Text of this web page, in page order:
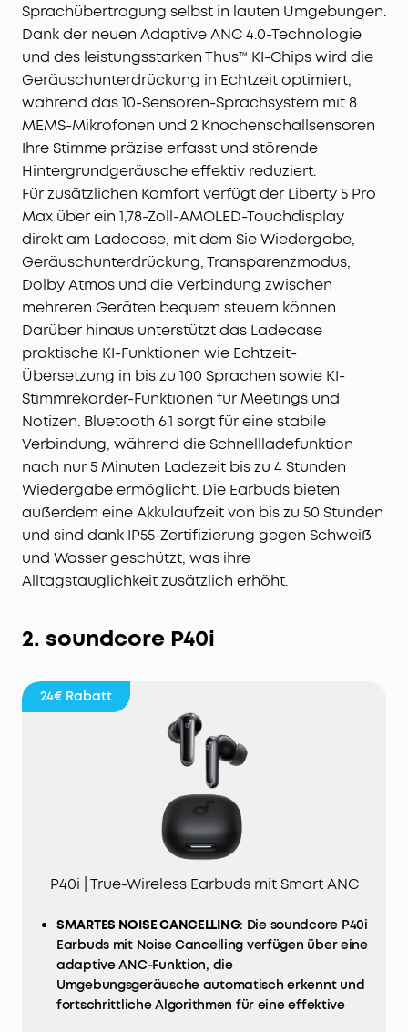
Sprachübertragung selbst in lauten Umgebungen.
Dank der neuen Adaptive ANC 4.0-Technologie
und des leistungsstarken Thus™ KI-Chips wird die
Geräuschunterdrückung in Echtzeit optimiert,
während das 10-Sensoren-Sprachsystem mit 8
MEMS-Mikrofonen und 2 Knochenschallsensoren
Ihre Stimme präzise erfasst und störende
Hintergrundgeräusche effektiv reduziert.
Für zusätzlichen Komfort verfügt der Liberty 5 Pro
Max über ein 1,78-Zoll-AMOLED-Touchdisplay
direkt am Ladecase, mit dem Sie Wiedergabe,
Geräuschunterdrückung, Transparenzmodus,
Dolby Atmos und die Verbindung zwischen
mehreren Geräten bequem steuern können.
Darüber hinaus unterstützt das Ladecase
praktische KI-Funktionen wie Echtzeit-
Übersetzung in bis zu 100 Sprachen sowie KI-
Stimmrekorder-Funktionen für Meetings und
Notizen. Bluetooth 6.1 sorgt für eine stabile
Verbindung, während die Schnellladefunktion
nach nur 5 Minuten Ladezeit bis zu 4 Stunden
Wiedergabe ermöglicht. Die Earbuds bieten
außerdem eine Akkulaufzeit von bis zu 50 Stunden
und sind dank IP55-Zertifizierung gegen Schweiß
und Wasser geschützt, was ihre
Alltagstauglichkeit zusätzlich erhöht.
2. soundcore P40i
24€ Rabatt
P40i | True-Wireless Earbuds mit Smart ANC
SMARTES NOISE CANCELLING: Die soundcore P40i
Earbuds mit Noise Cancelling verfügen über eine
adaptive ANC-Funktion, die
Umgebungsgeräusche automatisch erkennt und
fortschrittliche Algorithmen für eine effektive